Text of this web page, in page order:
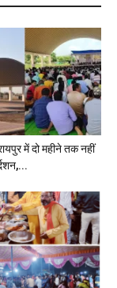
में दो महीने तक नहीं